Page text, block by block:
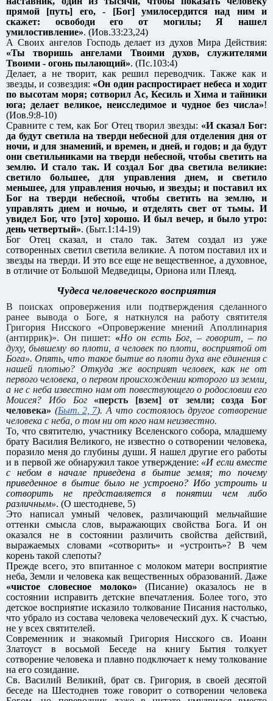
прямой [путь] его, - [Бог] умилосердится над ним и
скажет: освободи его от могилы; Я нашел
умилостивление». (Иов.33:23,24)
А Своих ангелов Господь делает из духов Мира Действия:
«Ты творишь ангелами Твоими духов, служителями
Твоими - огонь пылающий». (Пс.103:4)
Делает, а не творит, как решил переводчик. Также как и
звезды, и созвездия: «Он один распростирает небеса и ходит
по высотам моря; сотворил Ас, Кесиль и Хима и тайники
юга; делает великое, неисследимое и чудное без числа»!
(Иов.9:8-10)
Сравните с тем, как Бог Отец творил звезды: «И сказал Бог:
да будут светила на тверди небесной для отделения дня от
ночи, и для знамений, и времен, и дней, и годов; и да будут
они светильниками на тверди небесной, чтобы светить на
землю. И стало так. И создал Бог два светила великие:
светило большее, для управления днем, и светило
меньшее, для управления ночью, и звезды; и поставил их
Бог на тверди небесной, чтобы светить на землю, и
управлять днем и ночью, и отделять свет от тьмы. И
увидел Бог, что [это] хорошо. И был вечер, и было утро:
день четвертый». (Быт.1:14-19)
Бог Отец сказал, и стало так. Затем создал из уже
сотворенных светил светила великие. А потом поставил их и
звезды на тверди. И это все еще не вещественное, а духовное,
в отличие от Большой Медведицы, Ориона или Плеяд.
Чудеса человеческого восприятия
В поисках опровержения или подтверждения сделанного
ранее вывода о Боге, я наткнулся на работу святителя
Григория Нисского «Опровержение мнений Аполлинария
(антиррик)». Он пишет: «Но он есть Бог, – говорит, – по
духу, бывшему во плоти, а человек по плоти, восприятой от
Бога». Опять, что такое бытие во плоти духа вне единения с
нашей плотью? Откуда же восприят человек, как не от
первого человека, о первом происхождении которого из земли,
а не с неба известно нам от повествующего о родословии его
Моисея? Ибо Бог «персть [взем] от земли; созда Бог
человека» (Быт. 2, 7). А что состоялось другое сотворение
человека с неба, о том ни от кого нам неизвестно.
То, что святителю, участнику Вселенского собора, младшему
брату Василия Великого, не известно о сотворении человека,
поразило меня до глубины души. Я нашел другие его работы
и в первой же обнаружил такое утверждение: «И если вместе
с небом в начале приведена в бытие земля; то почему
приведенное в бытие было не устроено? Ибо устроить и
сотворить не представляется в понятии чем либо
различным». (О шестодневе, 5)
Это написал умный человек, различающий мельчайшие
оттенки смысла слов, выражающих свойства Бога. И он
оказался не в состоянии различить свойства действий,
выражаемых словами «сотворить» и «устроить»? В чем
корень такой слепоты?
Прежде всего, это впитанное с молоком матери восприятие
неба, Земли и человека как вещественных образований. Даже
«чистое словесное молоко» (Писание) оказалось не в
состоянии исправить детские впечатления. Более того, это
детское восприятие исказило толкование Писания настолько,
что убрало из состава человека человеческий дух. К счастью,
не у всех святителей.
Современник и знакомый Григория Нисского св. Иоанн
Златоуст в восьмой Беседе на книгу Бытия толкует
сотворение человека и плавно подключает к нему толкование
на его созидание.
Св. Василий Великий, брат св. Григория, в своей десятой
беседе на Шестоднев тоже говорит о сотворении человека